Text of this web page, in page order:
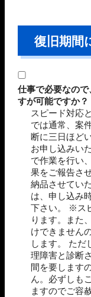
復旧期間
仕事で必要なの
すが可能ですか？
スピード対応
では通常、案
断に三日ほど
お申し込みい
で作業を行い
果をご報告さ
納品させてい
は、申し込み
下さい。 ※ス
ります。また
けできません
します。 ただ
理障害と診断
間を要します
ん。必ずしも
ますのでご容